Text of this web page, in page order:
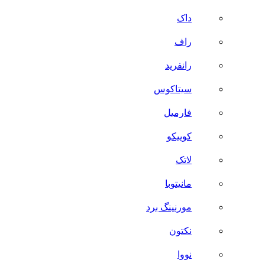
داک
راف
رانفرید
سیتاکوس
فارمیل
کوییکو
لاتک
مانیتوبا
مورنینگ برد
نکتون
نووا